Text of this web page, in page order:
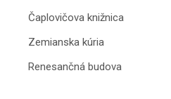
Čaplovičova knižnica
Zemianska kúria
Renesančná budova